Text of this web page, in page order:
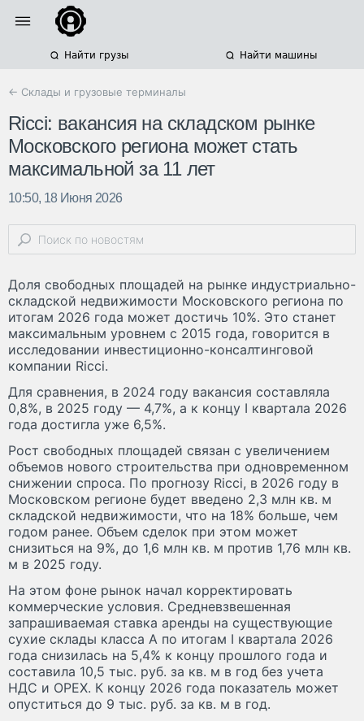
Найти грузы Найти машины
← Склады и грузовые терминалы
Ricci: вакансия на складском рынке
Московского региона может стать
максимальной за 11 лет
10:50, 18 Июня 2026
Доля свободных площадей на рынке индустриально-
складской недвижимости Московского региона по
итогам 2026 года может достичь 10%. Это станет
максимальным уровнем с 2015 года, говорится в
исследовании инвестиционно-консалтинговой
компании Ricci.
Для сравнения, в 2024 году вакансия составляла
0,8%, в 2025 году — 4,7%, а к концу I квартала 2026
года достигла уже 6,5%.
Рост свободных площадей связан с увеличением
объемов нового строительства при одновременном
снижении спроса. По прогнозу Ricci, в 2026 году в
Московском регионе будет введено 2,3 млн кв. м
складской недвижимости, что на 18% больше, чем
годом ранее. Объем сделок при этом может
снизиться на 9%, до 1,6 млн кв. м против 1,76 млн кв.
м в 2025 году.
На этом фоне рынок начал корректировать
коммерческие условия. Средневзвешенная
запрашиваемая ставка аренды на существующие
сухие склады класса А по итогам I квартала 2026
года снизилась на 5,4% к концу прошлого года и
составила 10,5 тыс. руб. за кв. м в год без учета
НДС и OPEX. К концу 2026 года показатель может
опуститься до 9 тыс. руб. за кв. м в год.